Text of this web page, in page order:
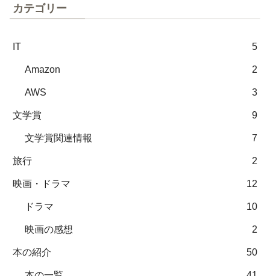
カテゴリー
IT 5
Amazon 2
AWS 3
文学賞 9
文学賞関連情報 7
旅行 2
映画・ドラマ 12
ドラマ 10
映画の感想 2
本の紹介 50